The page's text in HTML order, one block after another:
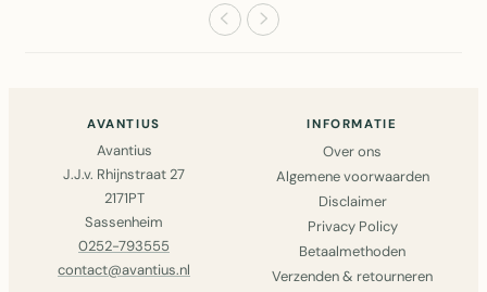
AVANTIUS
Avantius
J.J.v. Rhijnstraat 27
2171PT
Sassenheim
0252-793555
contact@avantius.nl
INFORMATIE
Over ons
Algemene voorwaarden
Disclaimer
Privacy Policy
Betaalmethoden
Verzenden & retourneren